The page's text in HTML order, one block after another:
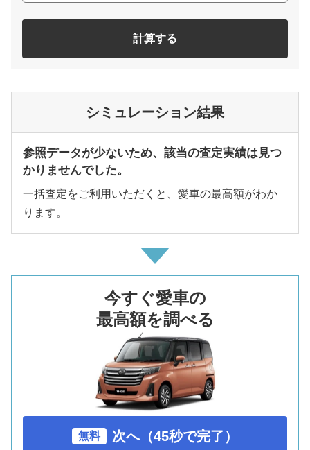
計算する
シミュレーション結果
参照データが少ないため、該当の査定実績は見つ
かりませんでした。
一括査定をご利用いただくと、愛車の最高額がわか
ります。
今すぐ愛車の
最高額を調べる
無料 次へ（45秒で完了）